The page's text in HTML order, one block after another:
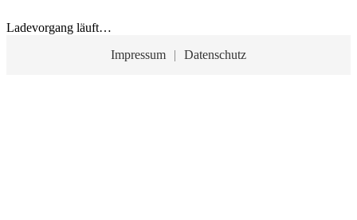
Ladevorgang läuft…
Impressum
| Datenschutz